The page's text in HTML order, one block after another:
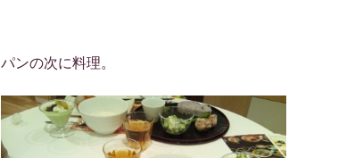
パンの次に料理。